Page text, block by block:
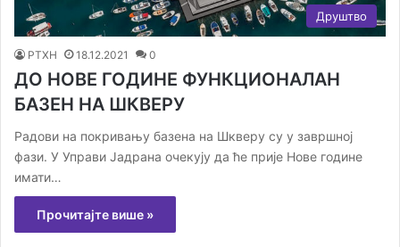
Друштво
РТХН 18.12.2021 0
ДО НОВЕ ГОДИНЕ ФУНКЦИОНАЛАН
БАЗЕН НА ШКВЕРУ
Радови на покривању базена на Шкверу су у завршној
фази. У Управи Јадрана очекују да ће прије Нове године
имати…
Прочитајте више »